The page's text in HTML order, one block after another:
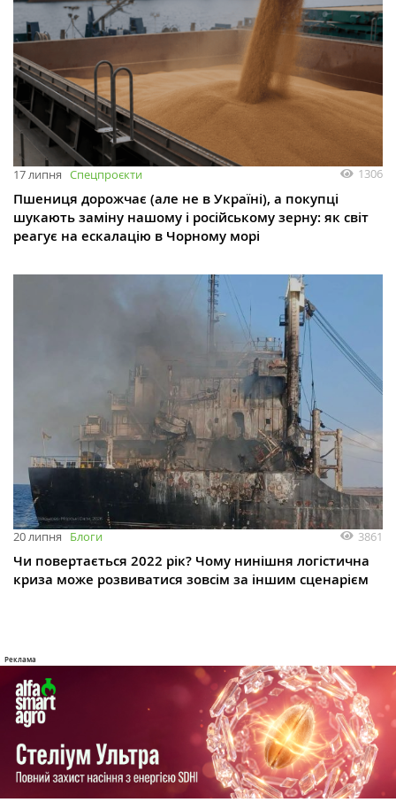
17 липня Спецпроєкти 1306
Пшениця дорожчає (але не в Україні), а покупці
шукають заміну нашому і російському зерну: як світ
реагує на ескалацію в Чорному морі
20 липня Блоги 3861
Чи повертається 2022 рік? Чому нинішня логістична
криза може розвиватися зовсім за іншим сценарієм